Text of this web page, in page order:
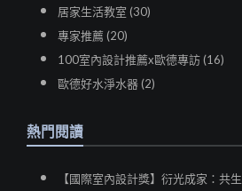
居家生活教室 (30)
專家推薦 (20)
100室內設計推薦x歐德專訪 (16)
歐德好水淨水器 (2)
熱門閱讀
【國際室內設計獎】衍光成家：共